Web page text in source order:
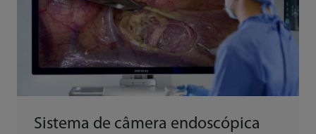
Sistema de câmera endoscópica